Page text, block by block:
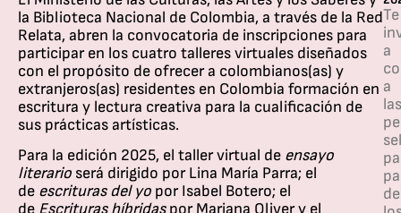
la Biblioteca Nacional de Colombia, a través de la Red
Relata, abren la convocatoria de inscripciones para
participar en los cuatro talleres virtuales diseñados
con el propósito de ofrecer a colombianos(as) y
extranjeros(as) residentes en Colombia formación en
escritura y lectura creativa para la cualificación de
sus prácticas artísticas.
Para la edición 2025, el taller virtual de ensayo
literario será dirigido por Lina María Parra; el
de escrituras del yo por Isabel Botero; el
Te
a
a
las
de